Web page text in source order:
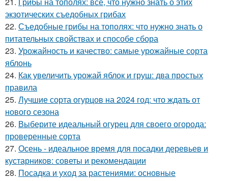
экзотических съедобных грибах
22. Съедобные грибы на тополях: что нужно знать о
питательных свойствах и способе сбора
23. Урожайность и качество: самые урожайные сорта
яблонь
24. Как увеличить урожай яблок и груш: два простых
правила
25. Лучшие сорта огурцов на 2024 год: что ждать от
нового сезона
26. Выберите идеальный огурец для своего огорода:
проверенные сорта
27. Осень - идеальное время для посадки деревьев и
кустарников: советы и рекомендации
28. Посадка и уход за растениями: основные